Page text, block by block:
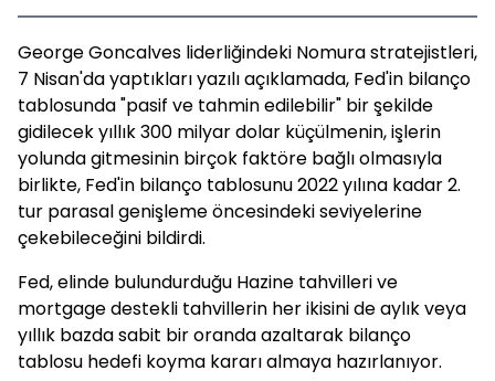
George Goncalves liderliğindeki Nomura stratejistleri,
7 Nisan'da yaptıkları yazılı açıklamada, Fed'in bilanço
tablosunda "pasif ve tahmin edilebilir" bir şekilde
gidilecek yıllık 300 milyar dolar küçülmenin, işlerin
yolunda gitmesinin birçok faktöre bağlı olmasıyla
birlikte, Fed'in bilanço tablosunu 2022 yılına kadar 2.
tur parasal genişleme öncesindeki seviyelerine
çekebileceğini bildirdi.
Fed, elinde bulundurduğu Hazine tahvilleri ve
mortgage destekli tahvillerin her ikisini de aylık veya
yıllık bazda sabit bir oranda azaltarak bilanço
tablosu hedefi koyma kararı almaya hazırlanıyor.